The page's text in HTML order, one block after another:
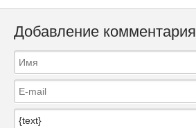
Добавление комментария